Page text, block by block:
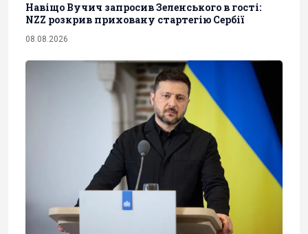
Навіщо Вучич запросив Зеленського в гості:
NZZ розкрив приховану стартегію Сербії
08.08.2026